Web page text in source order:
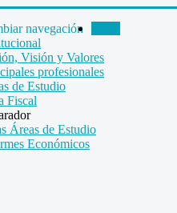
navegación
Visión y Valores
profesionales
de Estudio
Fiscal
Áreas de Estudio
Económicos